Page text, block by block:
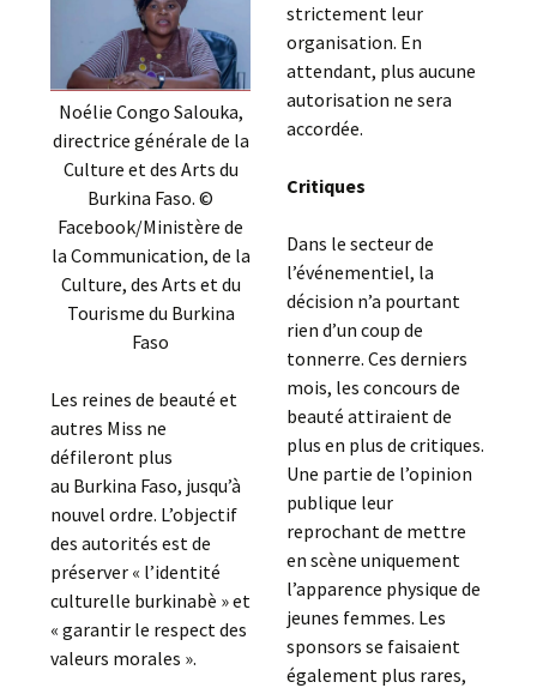
Noélie Congo Salouka,
directrice générale de la
Culture et des Arts du
Burkina Faso. ©
Facebook/Ministère de
la Communication, de la
Culture, des Arts et du
Tourisme du Burkina
Faso
Les reines de beauté et
autres Miss ne
défileront plus
au Burkina Faso, jusqu’à
nouvel ordre. L’objectif
des autorités est de
préserver « l’identité
culturelle burkinabè » et
« garantir le respect des
valeurs morales ».
strictement leur
organisation. En
attendant, plus aucune
autorisation ne sera
accordée.
Critiques
Dans le secteur de
l’événementiel, la
décision n’a pourtant
rien d’un coup de
tonnerre. Ces derniers
mois, les concours de
beauté attiraient de
plus en plus de critiques.
Une partie de l’opinion
publique leur
reprochant de mettre
en scène uniquement
l’apparence physique de
jeunes femmes. Les
sponsors se faisaient
également plus rares,